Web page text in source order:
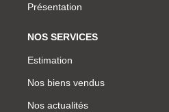
Présentation
NOS SERVICES
Estimation
Nos biens vendus
Nos actualités